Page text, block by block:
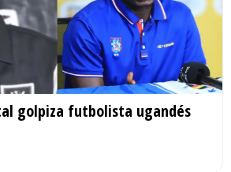
golpiza futbolista ugandés